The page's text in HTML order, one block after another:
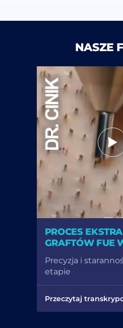
NASZE
PROCES
GRAFTÓW FUE
Precyzja i
etapie
Przeczytaj